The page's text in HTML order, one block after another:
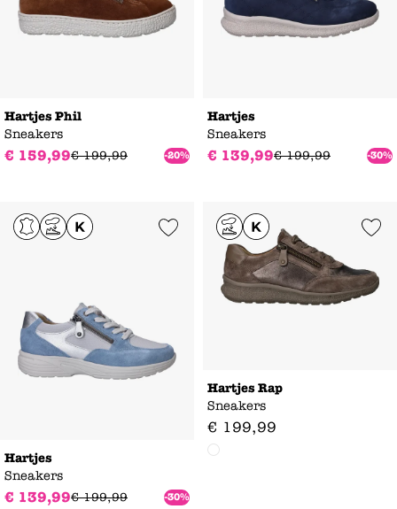
Hartjes Phil
Sneakers
€ 159,99€ 199,99 -20%
Hartjes
Sneakers
€ 139,99€ 199,99 -30%
Add to Wishlist
Hartjes
Sneakers
€ 139,99€ 199,99 -30%
Add to
Hartjes Rap
Sneakers
€ 199,99